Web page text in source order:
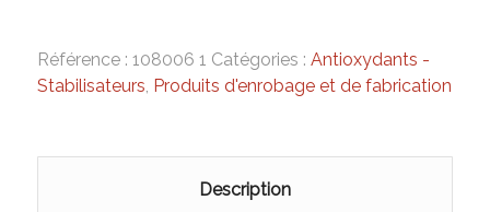
Référence : 108006 1 Catégories : Antioxydants -
Stabilisateurs Produits d'enrobage et de fabrication
Description